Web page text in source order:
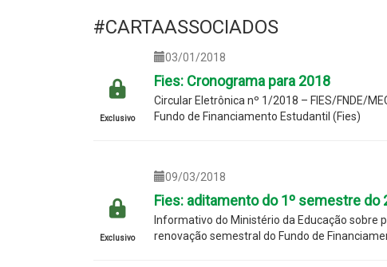
#CARTAASSOCIADOS
Exclusivo
03/01/2018
Fies: Cronograma para 2018
Circular Eletrônica nº 1/2018 – FIES/FNDE/
Fundo de Financiamento Estudantil (Fies)
Exclusivo
09/03/2018
Fies: aditamento do 1º semestre do
Informativo do Ministério da Educação sobre
renovação semestral do Fundo de